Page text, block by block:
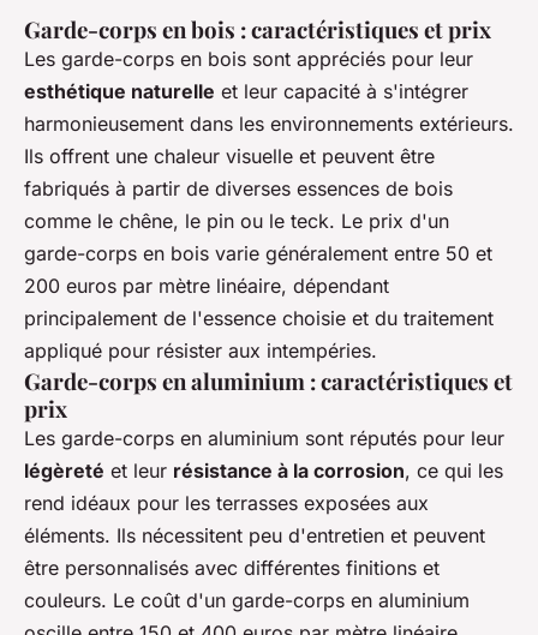
Garde-corps en bois : caractéristiques et prix
Les garde-corps en bois sont appréciés pour leur
esthétique naturelle et leur capacité à s'intégrer
harmonieusement dans les environnements extérieurs.
Ils offrent une chaleur visuelle et peuvent être
fabriqués à partir de diverses essences de bois
comme le chêne, le pin ou le teck. Le prix d'un
garde-corps en bois varie généralement entre 50 et
200 euros par mètre linéaire, dépendant
principalement de l'essence choisie et du traitement
appliqué pour résister aux intempéries.
Garde-corps en aluminium : caractéristiques et
prix
Les garde-corps en aluminium sont réputés pour leur
légèreté et leur résistance à la corrosion, ce qui les
rend idéaux pour les terrasses exposées aux
éléments. Ils nécessitent peu d'entretien et peuvent
être personnalisés avec différentes finitions et
couleurs. Le coût d'un garde-corps en aluminium